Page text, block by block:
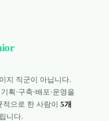
이지 직군이 아닙니다.
획·구축·배포·운영을
적으로 한 사람이 5개
니다.